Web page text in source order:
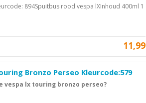
894Spuitbus rood vespa lXInhoud 400ml 1
11,99
Bronzo Perseo Kleurcode:579
vespa lx touring bronzo perseo?